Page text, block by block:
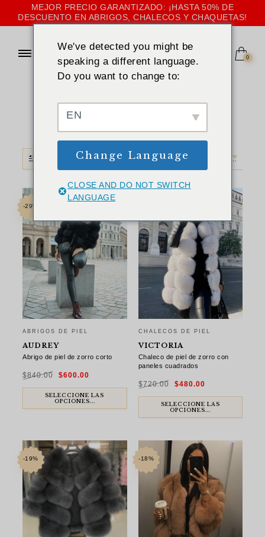
MEJOR PRECIO GARANTIZADO: ¡HASTA 50% DE
DESCUENTO EN ABRIGOS, CHALECOS Y CHAQUETAS!
0
CLASIFICACIÓN POR DEFECTO
-29%
ABRIGOS DE PIEL
AUDREY
Abrigo de piel de zorro corto
$840.00 precio
era:
$840.00.
$600.00
es:
$600.00.
SELECCIONE LAS
OPCIONES...
CHALECOS DE PIEL
VICTORIA
Chaleco de piel de zorro con
paneles cuadrados
$720.00 precio
era:
$720.00.
$480.00precio
es:
$480.00.
SELECCIONE LAS
OPCIONES...
-19% -18%
We've detected you might be
speaking a different language.
Do you want to change to:
EN
Change Language
CLOSE AND DO NOT SWITCH
LANGUAGE